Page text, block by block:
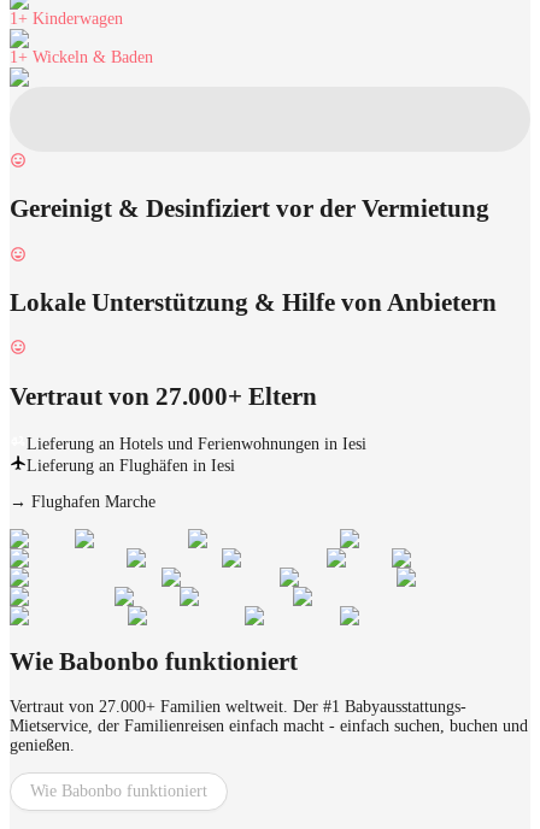
1+ Kinderwagen
1+ Wickeln & Baden
Gereinigt & Desinfiziert vor der Vermietung
Lokale Unterstützung & Hilfe von Anbietern
Vertraut von 27.000+ Eltern
Lieferung an Hotels und Ferienwohnungen in Iesi
Lieferung an Flughäfen in Iesi
→ Flughafen Marche
Wie Babonbo funktioniert
Vertraut von 27.000+ Familien weltweit. Der #1 Babyausstattungs-
Mietservice, der Familienreisen einfach macht - einfach suchen, buchen und
genießen.
Wie Babonbo funktioniert